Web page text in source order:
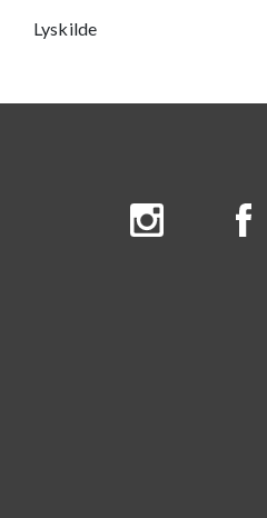
Lyskilde